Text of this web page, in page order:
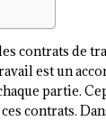
contrats de
est un
partie.
contrats.